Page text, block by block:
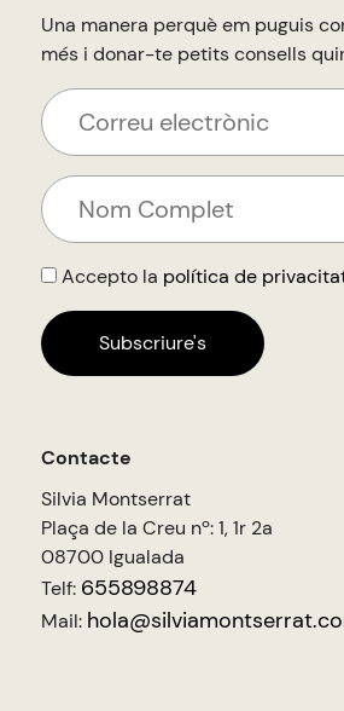
Una manera perquè em puguis
més i donar-te petits consells
Accepto la política de
Contacte
Silvia Montserrat
Plaça de la Creu nº: 1, 1r 2a
08700 Igualada
Telf: 655898874
Mail: